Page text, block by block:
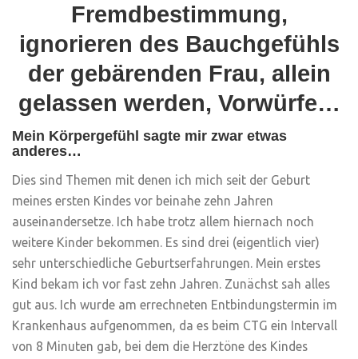
Fremdbestimmung,
ignorieren des Bauchgefühls
der gebärenden Frau, allein
gelassen werden, Vorwürfe…
Mein Körpergefühl sagte mir zwar etwas
anderes…
Dies sind Themen mit denen ich mich seit der Geburt
meines ersten Kindes vor beinahe zehn Jahren
auseinandersetze. Ich habe trotz allem hiernach noch
weitere Kinder bekommen. Es sind drei (eigentlich vier)
sehr unterschiedliche Geburtserfahrungen. Mein erstes
Kind bekam ich vor fast zehn Jahren. Zunächst sah alles
gut aus. Ich wurde am errechneten Entbindungstermin im
Krankenhaus aufgenommen, da es beim CTG ein Intervall
von 8 Minuten gab, bei dem die Herztöne des Kindes